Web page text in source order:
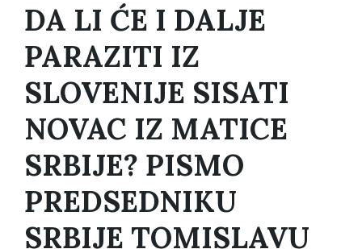
DA LI ĆE I DALJE
PARAZITI IZ
SLOVENIJE SISATI
NOVAC IZ MATICE
SRBIJE? PISMO
PREDSEDNIKU
SRBIJE TOMISLAVU